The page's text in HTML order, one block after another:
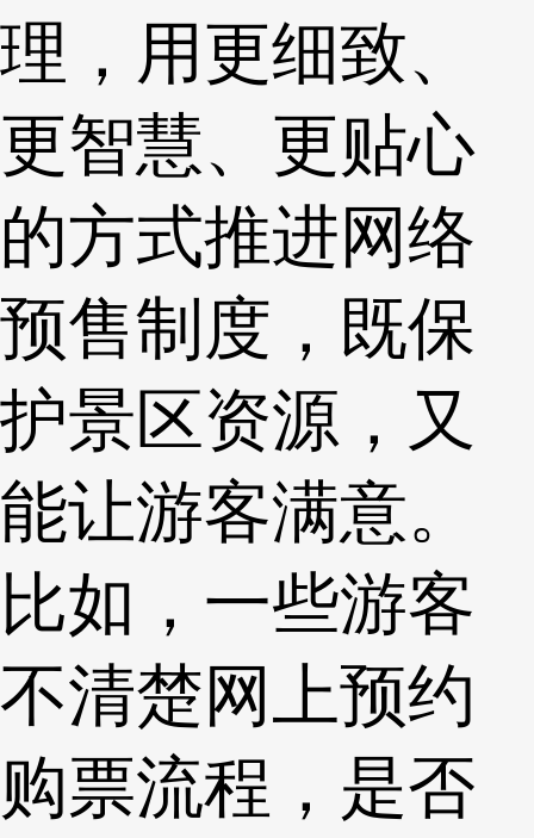
理，用更细致、
更智慧、更贴心
的方式推进网络
预售制度，既保
护景区资源，又
能让游客满意。
比如，一些游客
不清楚网上预约
购票流程，是否